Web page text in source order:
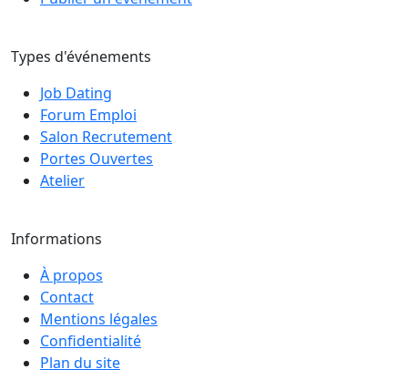
Types d'événements
Job Dating
Forum Emploi
Salon Recrutement
Portes Ouvertes
Atelier
Informations
À propos
Contact
Mentions légales
Confidentialité
Plan du site